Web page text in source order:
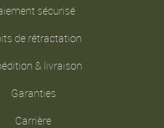
sécurisé
de rétractation
& livraison
Garanties
Carrière